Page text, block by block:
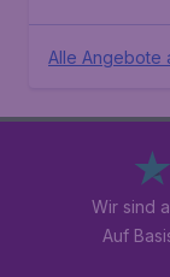
Alle Angebote
Wir sind
Auf